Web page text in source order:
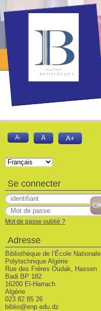
A- A A+
Se connecter
Mot de passe oublié ?
Adresse
Bibliothèque de l’École Nationale
Polytechnique Algérie
Rue des Frères Oudak, Hassen
Badi BP 182
16200 El-Harrach
Algérie
023 82 85 26
biblio@enp.edu.dz